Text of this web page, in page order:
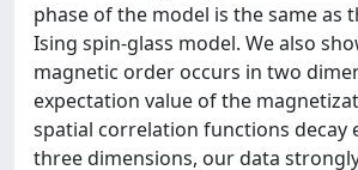
phase of the model is the same as
Ising spin-glass model. We also
magnetic order occurs in two
expectation value of the
spatial correlation functions decay
three dimensions, our data